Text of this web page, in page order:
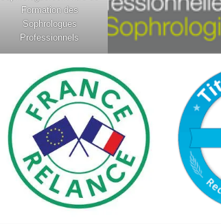
Formation des
Sophrologues
Professionnels